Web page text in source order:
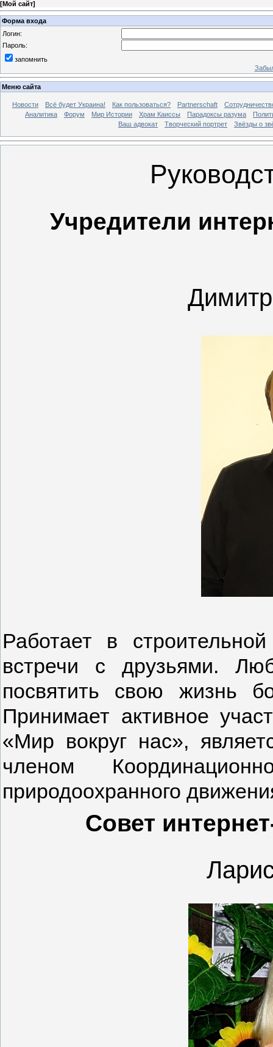
[Мой сайт]
Форма входа
Логин:
Пароль:
запомнить
Меню сайта
Новости Всё будет Украина! Как пользоваться? Partnerschaft
Аналитика
Форум Мир Истории Храм Каиссы Парадоксы разума
Ваш адвокат
Творческий портрет Звёзды о
Учредители
Работает в
встречи с друзьями.
посвятить свою жизнь
Принимает активное
«Мир вокруг нас»,
членом
природоохранного
Совет